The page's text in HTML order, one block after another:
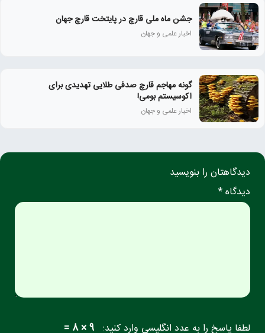
جشن ماه ملی قارچ در پایتخت قارچ جهان
اخبار علمی و جهان
گونه مهاجم قارچ صدفی طلایی تهدیدی برای
اکوسیستم بومی!
اخبار علمی و جهان
دیدگاهتان را بنویسید
دیدگاه *
لطفا پاسخ را به عدد انگلیسی وارد کنید: 9 × 8 =